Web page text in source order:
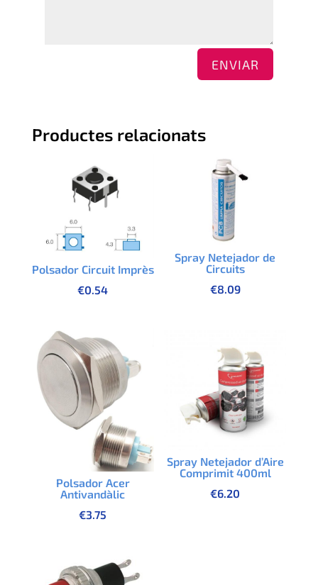
ENVIAR
Productes relacionats
Polsador Circuit Imprès
€0.54
Spray Netejador de
Circuits
€8.09
Polsador Acer
Antivandàlic
€3.75
Spray Netejador d’Aire
Comprimit 400ml
€6.20